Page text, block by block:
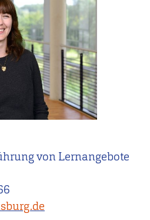
von Lernangebote